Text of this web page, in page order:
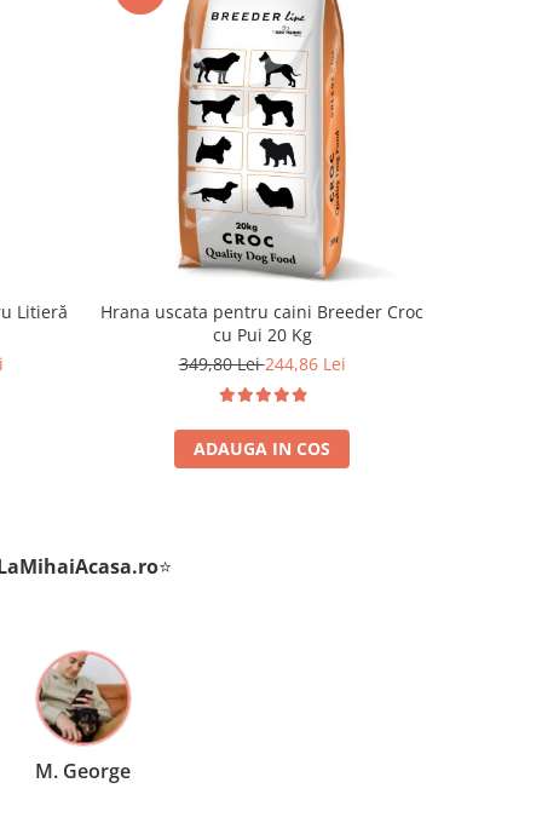
Litieră
Hrana uscata pentru caini Breeder Croc
cu Pui 20 Kg
349,80 Lei244,86 Lei
ADAUGA IN COS
.ro⭐
P. Andrei